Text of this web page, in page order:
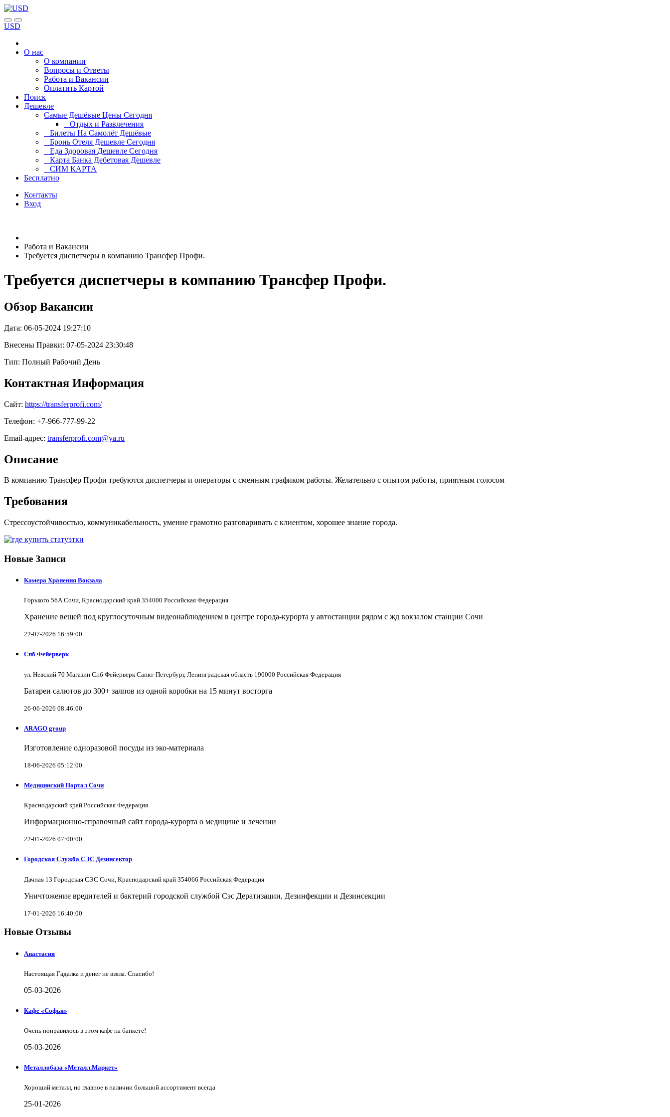
USD
О нас
О компании
Вопросы и Ответы
Работа и Вакансии
Оплатить Картой
Поиск
Дешевле
Самые Дешёвые Цены Сегодня
Отдых и Развлечения
Билеты На Самолёт Дешёвые
Бронь Отеля Дешевле Сегодня
Еда Здоровая Дешевле Сегодня
Карта Банка Дебетовая Дешевле
СИМ КАРТА
Бесплатно
Контакты
Вход
Работа и Вакансии
Требуется диспетчеры в компанию Трансфер Профи.
Требуется диспетчеры в компанию Трансфер Профи.
Обзор Вакансии
Дата: 06-05-2024 19:27:10
Внесены Правки: 07-05-2024 23:30:48
Тип: Полный Рабочий День
Контактная Информация
Сайт: https://transferprofi.com/
Телефон: +7-966-777-99-22
Email-адрес: transferprofi.com@ya.ru
Описание
В компанию Трансфер Профи требуются диспетчеры и операторы с сменным графиком работы. Желательно с опытом работы, приятным голосом
Требования
Стрессоустойчивостью, коммуникабельность, умение грамотно разговаривать с клиентом, хорошее знание города.
Новые Записи
Камера Хранения Вокзала
Горького 56А Сочи, Краснодарский край 354000 Российская Федерация
Хранение вещей под круглосуточным видеонаблюдением в центре города-курорта у автостанции рядом с жд вокзалом станции Сочи
22-07-2026 16:59:00
Спб Фейерверк
ул. Невский 70 Магазин Спб Фейерверк Санкт-Петербург, Ленинградская область 190000 Российская Федерация
Батареи салютов до 300+ залпов из одной коробки на 15 минут восторга
26-06-2026 08:46:00
ARAGO group
Изготовление одноразовой посуды из эко-материала
18-06-2026 05:12:00
Медицинский Портал Сочи
Краснодарский край Российская Федерация
Информационно-справочный сайт города-курорта о медицине и лечении
22-01-2026 07:00:00
Городская Служба СЭС Дезинсектор
Дачная 13 Городская СЭС Сочи, Краснодарский край 354066 Российская Федерация
Уничтожение вредителей и бактерий городской службой Сэс Дератизации, Дезинфекции и Дезинсекции
17-01-2026 16:40:00
Новые Отзывы
Анастасия
Настоящая Гадалка и денег не взяла. Спасибо!
05-03-2026
Кафе «Софья»
Очень понравилось в этом кафе на банкете!
05-03-2026
Металлобаза «Металл.Маркет»
Хороший металл, но главное в наличии большой ассортимент всегда
25-01-2026